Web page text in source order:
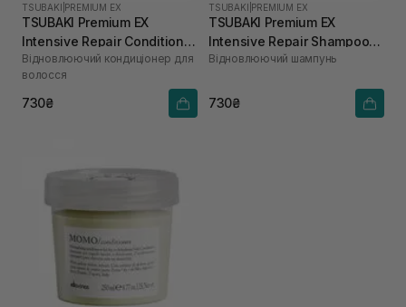
TSUBAKI PREMIUM EX
TSUBAKI Premium EX
Intensive Repair Conditioner
300 мл
Відновлюючий кондиціонер для
волосся
730₴
TSUBAKI PREMIUM EX
TSUBAKI Premium EX
Intensive Repair Shampoo
300 мл
Відновлюючий шампунь
730₴